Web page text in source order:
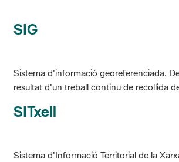
SIG
Sistema d'informació georeferenciada.
resultat d'un treball continu de recollida
SITxell
Sistema d'Informació Territorial de la